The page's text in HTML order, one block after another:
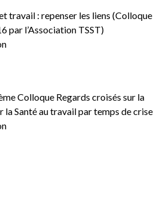
travail : repenser les liens (Colloque
par l’Association TSST)
Colloque Regards croisés sur la
la Santé au travail par temps de crise